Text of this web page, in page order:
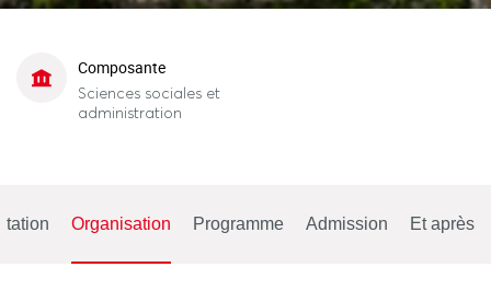
Composante
Sciences sociales et
administration
Organisation Programme Admission Et après